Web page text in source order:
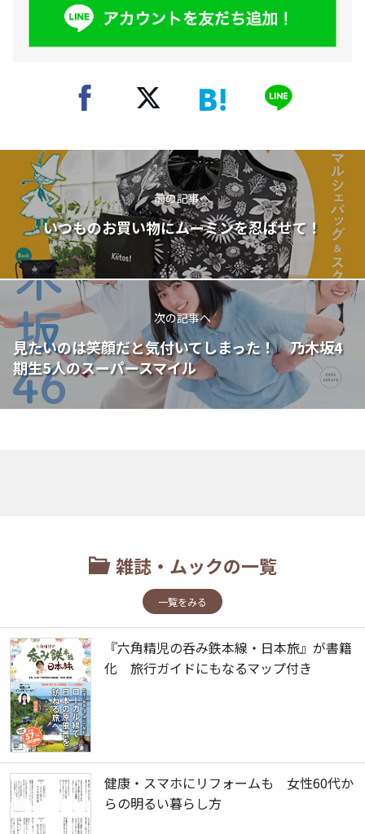
前の記事へ
いつものお買い物にムーミンを忍ばせて！
次の記事へ
見たいのは笑顔だと気付いてしまった！ 乃木坂4
期生5人のスーパースマイル
雑誌・ムックの一覧
一覧をみる
『六角精児の呑み鉄本線・日本旅』が書籍
化 旅行ガイドにもなるマップ付き
健康・スマホにリフォームも 女性60代か
らの明るい暮らし方